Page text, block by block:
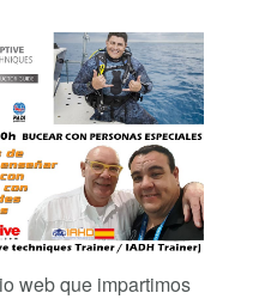
web que impartimos